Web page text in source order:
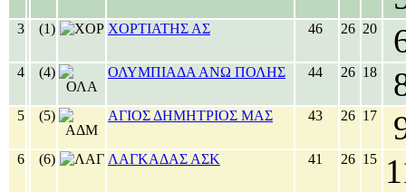
3 (1) ΧΟΡΤΙΑΤΗΣ ΑΣ 46 26 20
4 (4) ΟΛΥΜΠΙΑΔΑ ΑΝΩ ΠΟΛΗΣ 44 26 18
5 (5) ΑΓΙΟΣ ΔΗΜΗΤΡΙΟΣ ΜΑΣ 43 26 17
6 (6) ΛΑΓΚΑΔΑΣ ΑΣΚ 41 26 15